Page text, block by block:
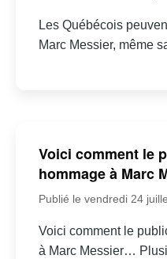
Les Québécois
Marc Messier, même
Voici comment le
hommage à Marc
Publié le vendredi 24
Voici comment le
à Marc Messier…